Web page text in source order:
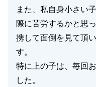
また、私自身小さい
際に苦労するかと思
携して面倒を見て頂
す。
特に上の子は、毎回
した。